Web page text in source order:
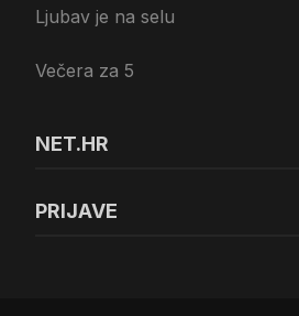
Ljubav je na selu
Večera za 5
NET.HR
PRIJAVE